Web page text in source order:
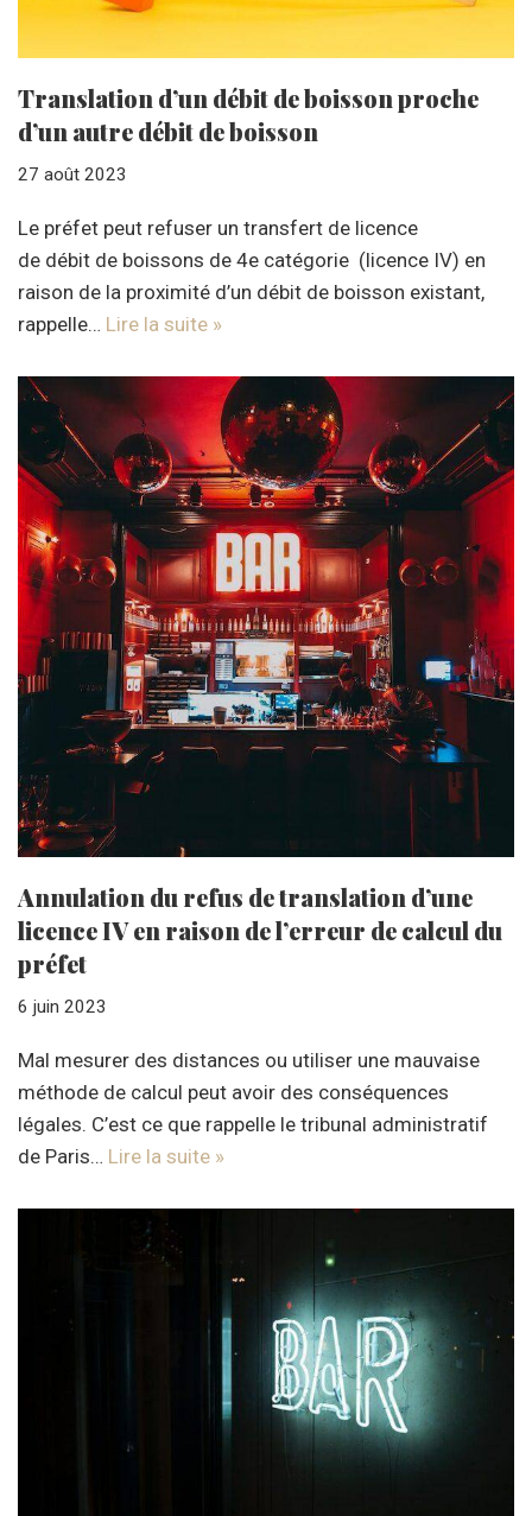
Translation d’un débit de boisson proche
d’un autre débit de boisson
27 août 2023
Le préfet peut refuser un transfert de licence
de débit de boissons de 4e catégorie (licence IV) en
raison de la proximité d’un débit de boisson existant,
rappelle… Lire la suite »
Annulation du refus de translation d’une
licence IV en raison de l’erreur de calcul du
préfet
6 juin 2023
Mal mesurer des distances ou utiliser une mauvaise
méthode de calcul peut avoir des conséquences
légales. C’est ce que rappelle le tribunal administratif
de Paris… Lire la suite »